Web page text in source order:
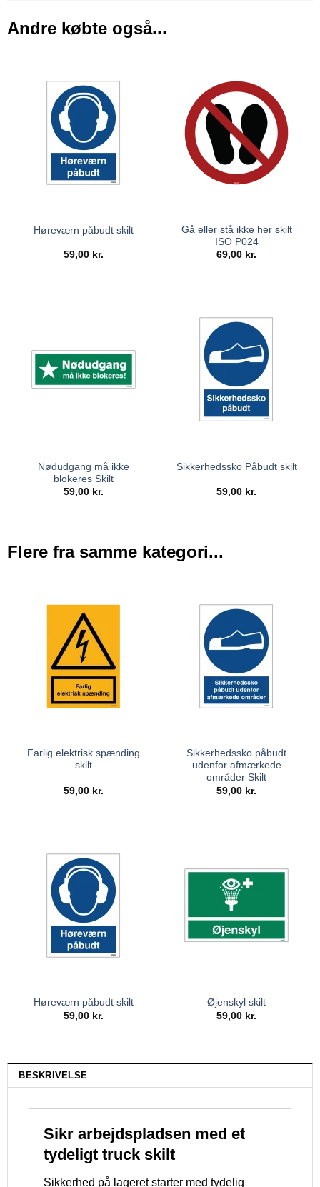
Andre købte også...
Høreværn påbudt skilt
59,00 kr.
Gå eller stå ikke her skilt
ISO P024
69,00 kr.
Nødudgang må ikke
blokeres Skilt
59,00 kr.
Sikkerhedssko Påbudt skilt
59,00 kr.
Flere fra samme kategori...
Farlig elektrisk spænding
skilt
59,00 kr.
Sikkerhedssko påbudt
udenfor afmærkede
områder Skilt
59,00 kr.
Høreværn påbudt skilt
59,00 kr.
Øjenskyl skilt
59,00 kr.
BESKRIVELSE
Sikr arbejdspladsen med et
tydeligt truck skilt
Sikkerhed på lageret starter med tydelig